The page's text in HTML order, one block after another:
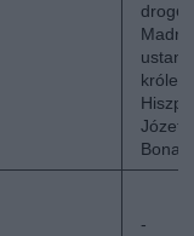
drogę
królem
Józefa
-